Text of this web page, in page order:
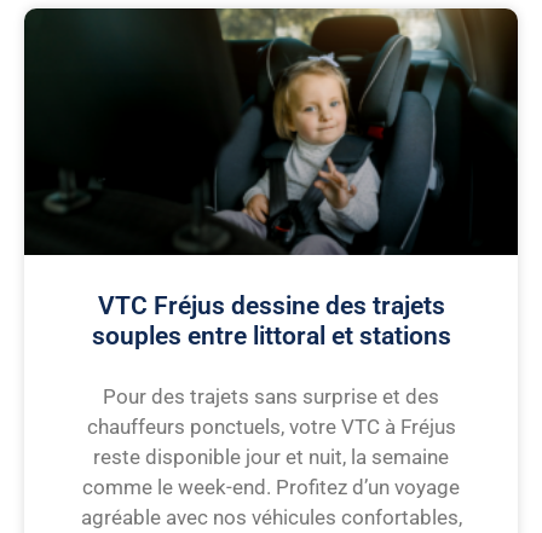
VTC Fréjus dessine des trajets
souples entre littoral et stations
Pour des trajets sans surprise et des
chauffeurs ponctuels, votre VTC à Fréjus
reste disponible jour et nuit, la semaine
comme le week-end. Profitez d’un voyage
agréable avec nos véhicules confortables,